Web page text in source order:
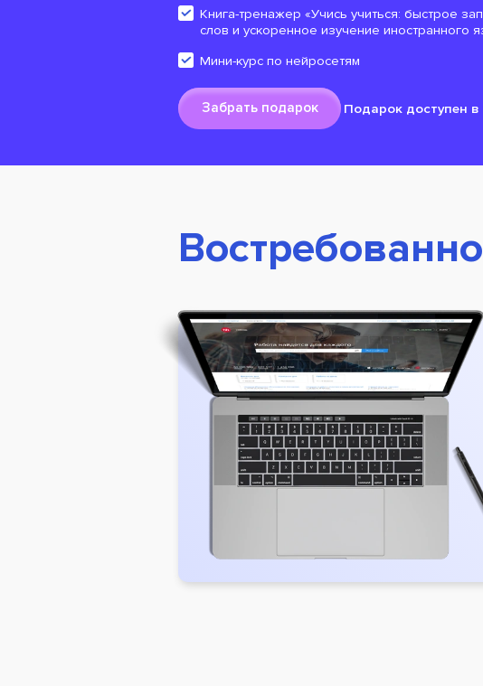
Книга-тренажер «Учись учиться: быстрое
слов и ускоренное изучение иностранного
Мини-курс по нейросетям
Забрать подарок Подарок доступен в